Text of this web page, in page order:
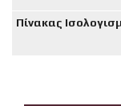
Πίνακας